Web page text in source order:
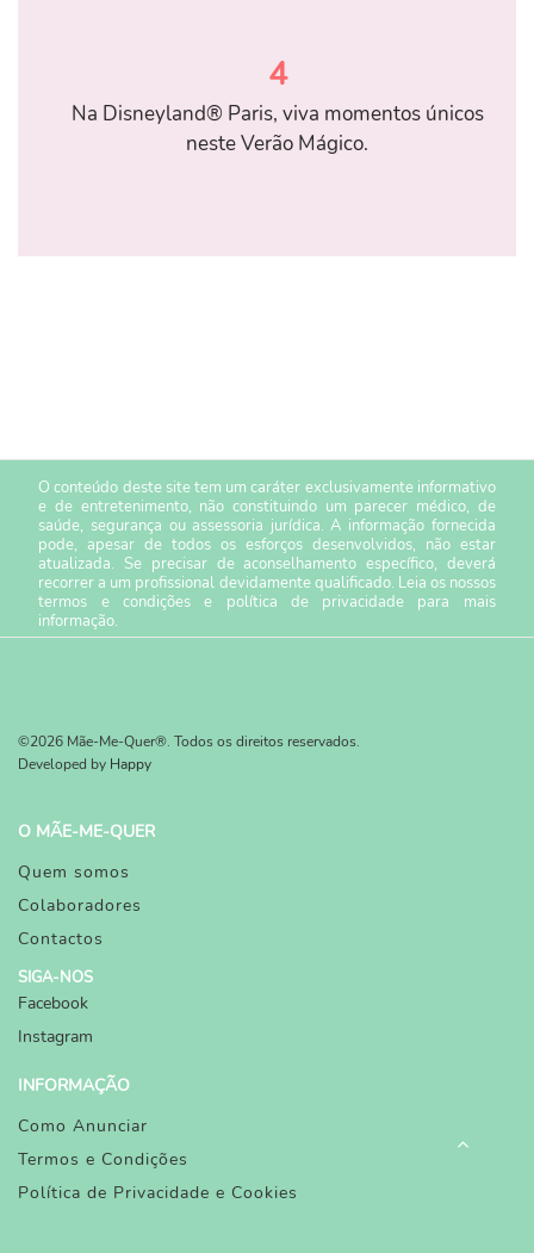
4
Na Disneyland® Paris, viva momentos únicos
neste Verão Mágico.
O conteúdo deste site tem um caráter exclusivamente informativo
e de entretenimento, não constituindo um parecer médico, de
saúde, segurança ou assessoria jurídica. A informação fornecida
pode, apesar de todos os esforços desenvolvidos, não estar
atualizada. Se precisar de aconselhamento específico, deverá
recorrer a um profissional devidamente qualificado. Leia os nossos
termos e condiçõese política de privacidade para mais
informação.
©2026 Mãe-Me-Quer®. Todos os direitos reservados.
Developed by Happy
O MÃE-ME-QUER
Quem somos
Colaboradores
Contactos
SIGA-NOS
Facebook
Instagram
INFORMAÇÃO
Como Anunciar
Termos e Condições
Política de Privacidade e Cookies